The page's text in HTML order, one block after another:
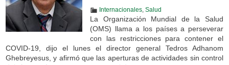
Internacionales, Salud
La Organización Mundial de la Salud
(OMS) llama a los países a perseverar
con las restricciones para contener el
COVID-19, dijo el lunes el director general Tedros Adhanom
Ghebreyesus, y afirmó que las aperturas de actividades sin control